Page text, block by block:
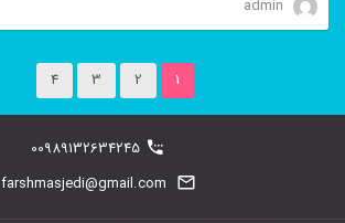
admin
1
2
3
4
00989132634245
farshmasjedi@gmail.com